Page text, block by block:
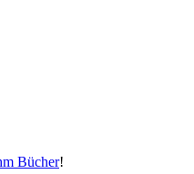
Bücher!